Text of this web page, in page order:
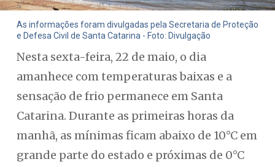
As informações foram divulgadas pela Secretaria de Proteção
e Defesa Civil de Santa Catarina - Foto: Divulgação
Nesta sexta-feira, 22 de maio, o dia
amanhece com temperaturas baixas e a
sensação de frio permanece em Santa
Catarina. Durante as primeiras horas da
manhã, as mínimas ficam abaixo de 10°C em
grande parte do estado e próximas de 0°C